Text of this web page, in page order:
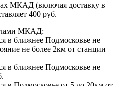
МКАД (включая доставку в
400 руб.
МКАД:
в ближнее Подмосковье не
не более 2км от станции
в ближнее Подмосковье не